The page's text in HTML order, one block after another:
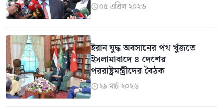
০৫ এপ্রিল ২০২৬
ইরান যুদ্ধ অবসানের পথ খুঁজতে
ইসলামাবাদে ৪ দেশের
পররাষ্ট্রমন্ত্রীদের বৈঠক
২৯ মার্চ ২০২৬